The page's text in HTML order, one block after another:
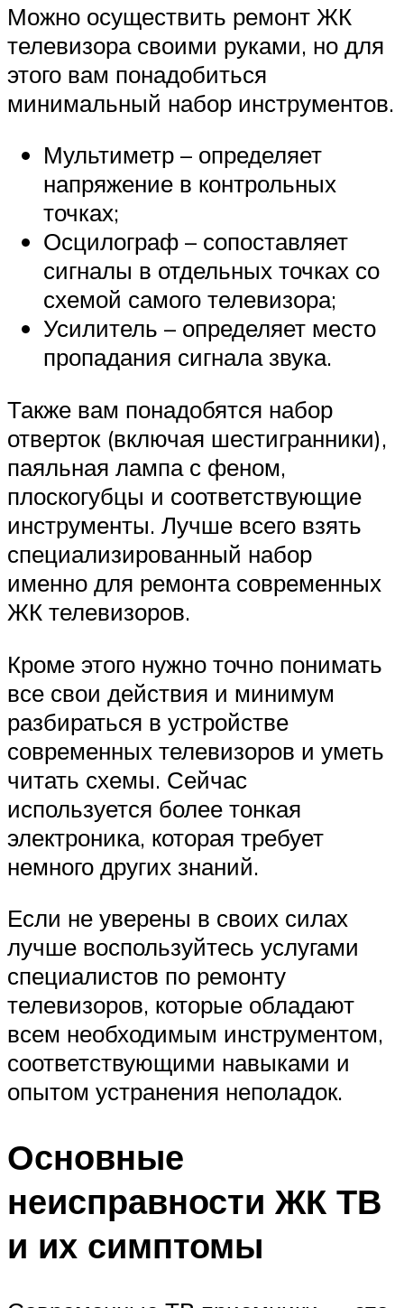
Можно осуществить ремонт ЖК
телевизора своими руками, но для
этого вам понадобиться
минимальный набор инструментов.
Мультиметр – определяет
напряжение в контрольных
точках;
Осцилограф – сопоставляет
сигналы в отдельных точках со
схемой самого телевизора;
Усилитель – определяет место
пропадания сигнала звука.
Также вам понадобятся набор
отверток (включая шестигранники),
паяльная лампа с феном,
плоскогубцы и соответствующие
инструменты. Лучше всего взять
специализированный набор
именно для ремонта современных
ЖК телевизоров.
Кроме этого нужно точно понимать
все свои действия и минимум
разбираться в устройстве
современных телевизоров и уметь
читать схемы. Сейчас
используется более тонкая
электроника, которая требует
немного других знаний.
Если не уверены в своих силах
лучше воспользуйтесь услугами
специалистов по ремонту
телевизоров, которые обладают
всем необходимым инструментом,
соответствующими навыками и
опытом устранения неполадок.
Основные
неисправности ЖК ТВ
и их симптомы